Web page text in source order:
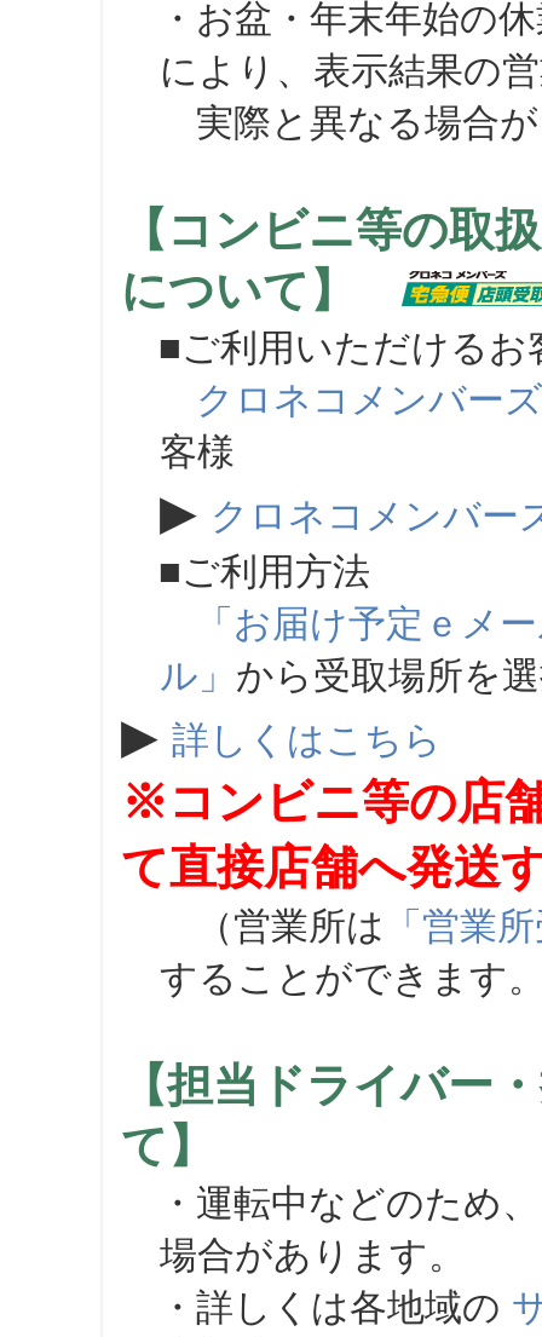
・お盆・年末年始の
により、表示結果の
実際と異なる場合が
【コンビニ等の取
について】
■ご利用いただけるお
クロネコメンバーズ
客様
▶ クロネコメンバー
■ご利用方法
「お届け予定ｅメ
ル」 から受取場所を
▶ 詳しくはこちら
※コンビニ等の店
て直接店舗へ発送
（営業所は 「営業
することができます
【担当ドライバー
て】
・運転中などのため
場合があります。
・詳しくは各地域の